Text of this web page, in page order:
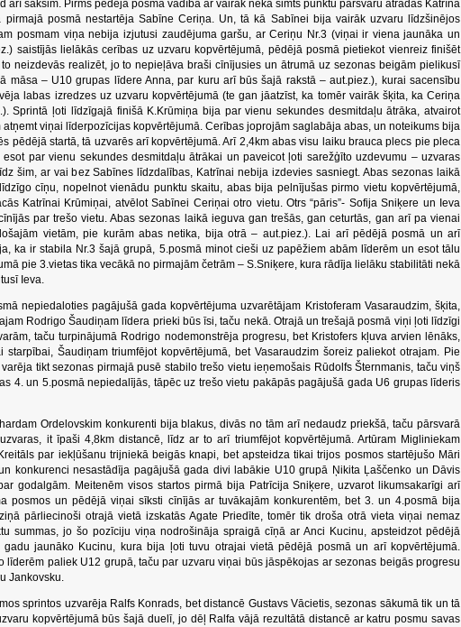
arī sāksim. Pirms pēdējā posma vadībā ar vairāk nekā simts punktu pārsvaru atradās Katrīna
pirmajā posmā nestartēja Sabīne Ceriņa. Un, tā kā Sabīnei bija vairāk uzvaru līdzšinējos
posmam viņa nebija izjutusi zaudējuma garšu, ar Ceriņu Nr.3 (viņai ir viena jaunāka un
saistījās lielākās cerības uz uzvaru kopvērtējumā, pēdējā posmā pietiekot vienreiz finišēt
neizdevās realizēt, jo to nepieļāva braši cīnījusies un ātrumā uz sezonas beigām pielikusī
māsa – U10 grupas līdere Anna, par kuru arī būs šajā rakstā – aut.piez.), kurai sacensību
labas izredzes uz uzvaru kopvērtējumā (te gan jāatzīst, ka tomēr vairāk šķita, ka Ceriņa
Sprintā ļoti līdzīgajā finišā K.Krūmiņa bija par vienu sekundes desmitdaļu ātrāka, atvairot
viņai līderpozīcijas kopvērtējumā. Cerības joprojām saglabāja abas, un noteikums bija
pēdējā startā, tā uzvarēs arī kopvērtējumā. Arī 2,4km abas visu laiku brauca plecs pie pleca
par vienu sekundes desmitdaļu ātrākai un paveicot ļoti sarežģīto uzdevumu – uzvaras
šim, ar vai bez Sabīnes līdzdalības, Katrīnai nebija izdevies sasniegt. Abas sezonas laikā
cīņu, nopelnot vienādu punktu skaitu, abas bija pelnījušas pirmo vietu kopvērtējumā,
Katrīnai Krūmiņai, atvēlot Sabīnei Ceriņai otro vietu. Otrs “pāris”- Sofija Sniķere un Ieva
par trešo vietu. Abas sezonas laikā ieguva gan trešās, gan ceturtās, gan arī pa vienai
vietām, pie kurām abas netika, bija otrā – aut.piez.). Lai arī pēdējā posmā un arī
ka ir stabila Nr.3 šajā grupā, 5.posmā minot cieši uz papēžiem abām līderēm un esot tālu
pie 3.vietas tika vecākā no pirmajām četrām – S.Sniķere, kura rādīja lielāku stabilitāti nekā
Ieva.
nepiedaloties pagājušā gada kopvērtējuma uzvarētājam Kristoferam Vasaraudzim, šķita,
Rodrigo Šaudiņam līdera prieki būs īsi, taču nekā. Otrajā un trešajā posmā viņi ļoti līdzīgi
taču turpinājumā Rodrigo nodemonstrēja progresu, bet Kristofers kļuva arvien lēnāks,
Šaudiņam triumfējot kopvērtējumā, bet Vasaraudzim šoreiz paliekot otrajam. Pie
tikt sezonas pirmajā pusē stabilo trešo vietu ieņemošais Rūdolfs Šternmanis, taču viņš
4. un 5.posmā nepiedalījās, tāpēc uz trešo vietu pakāpās pagājušā gada U6 grupas līderis
Ordelovskim konkurenti bija blakus, divās no tām arī nedaudz priekšā, taču pārsvarā
it īpaši 4,8km distancē, līdz ar to arī triumfējot kopvērtējumā. Artūram Migliniekam
par iekļūšanu trijniekā beigās knapi, bet apsteidza tikai trijos posmos startējušo Māri
konkurenci nesastādīja pagājušā gada divi labākie U10 grupā Ņikita Ļaščenko un Dāvis
godalgām. Meitenēm visos startos pirmā bija Patrīcija Sniķere, uzvarot likumsakarīgi arī
posmos un pēdējā viņai sīksti cīnījās ar tuvākajām konkurentēm, bet 3. un 4.posmā bija
pārliecinoši otrajā vietā izskatās Agate Priedīte, tomēr tik droša otrā vieta viņai nemaz
summas, jo šo pozīciju viņa nodrošināja spraigā cīņā ar Anci Kucinu, apsteidzot pēdējā
jaunāko Kucinu, kura bija ļoti tuvu otrajai vietā pēdējā posmā un arī kopvērtējumā.
līderēm paliek U12 grupā, taču par uzvaru viņai būs jāspēkojas ar sezonas beigās progresu
Jankovsku.
sprintos uzvarēja Ralfs Konrads, bet distancē Gustavs Vācietis, sezonas sākumā tik un tā
kopvērtējumā būs šajā duelī, jo dēļ Ralfa vājā rezultātā distancē ar katru posmu savas